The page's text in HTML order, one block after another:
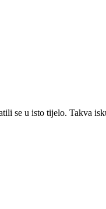
se u isto tijelo. Takva